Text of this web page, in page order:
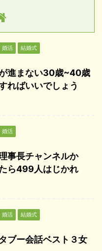
婚活 結婚式
進まない30歳~40歳
ればいいでしょう
婚活
事長チャンネルか
ら499人はじかれ
婚活 結婚式
ブー会話ベスト３女